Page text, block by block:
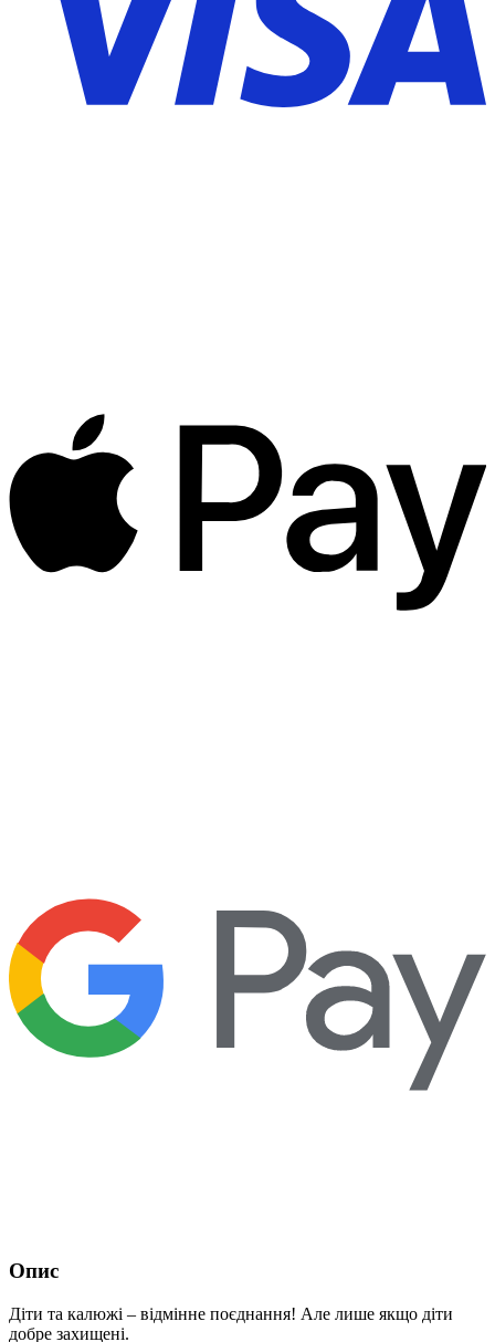
Опис
Діти та калюжі – відмінне поєднання! Але лише якщо діти
добре захищені.